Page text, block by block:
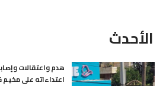
ويهددون متضامنين
ميدانية
2026-08-06
الأحدث
هدم واعتقالات
اعتداءاته على مخيم